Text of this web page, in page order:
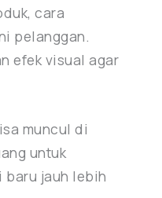
cara
pelanggan.
efek visual agar
muncul di
untuk
baru jauh lebih